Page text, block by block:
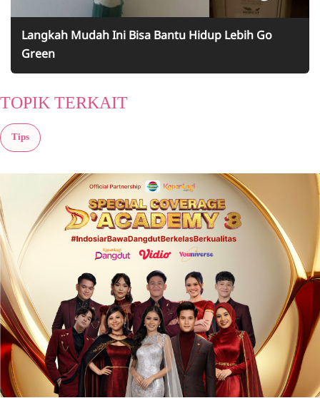
Langkah Mudah Ini Bisa Bantu Hidup Lebih Go
Green
TOPIK TERKAIT
Tips